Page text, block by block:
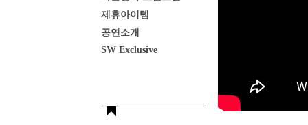
제휴아이템
공연소개
SW Exclusive